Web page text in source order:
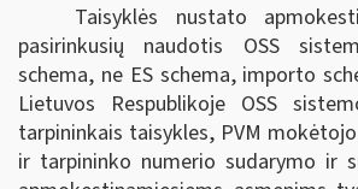
Taisyklės nustato
pasirinkusių naudotis OSS
schema, ne ES schema, importo
Lietuvos Respublikoje OSS
tarpininkais taisykles, PVM
ir tarpininko numerio sudarymo ir